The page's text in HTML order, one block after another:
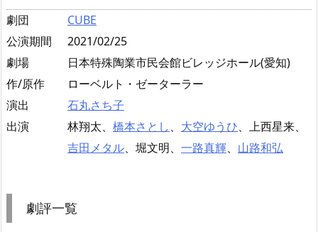
劇団
CUBE
公演期間
2021/02/25
劇場
日本特殊陶業市民会館ビレッジホール(愛知)
作/原作
ローベルト・ゼーターラー
演出
石丸さち子
出演
林翔太、 橋本さとし、 大空ゆうひ、上西星来、
吉田メタル、堀文明、 一路真輝、 山路和弘
劇評一覧